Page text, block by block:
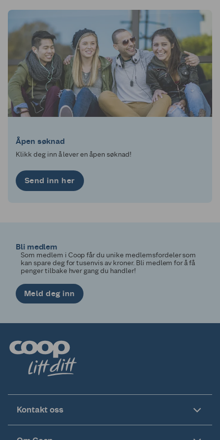
Åpen søknad
Klikk deg inn å lever en åpen søknad!
Send inn her
Bli medlem
Som medlem i Coop får du unike medlemsfordeler som
kan spare deg for tusenvis av kroner. Bli medlem for å få
penger tilbake hver gang du handler!
Meld deg inn
Kontakt oss